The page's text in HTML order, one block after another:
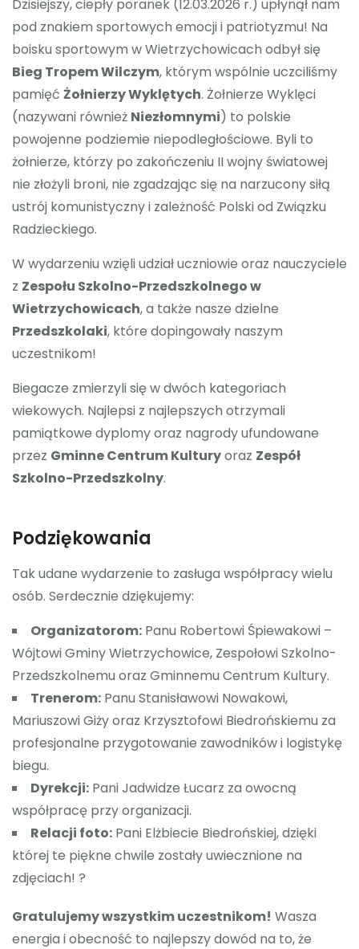
Dzisiejszy, ciepły poranek (12.03.2026 r.) upłynął nam
pod znakiem sportowych emocji i patriotyzmu! Na
boisku sportowym w Wietrzychowicach odbył się
Bieg Tropem Wilczym, którym wspólnie uczciliśmy
pamięć Żołnierzy Wyklętych. Żołnierze Wyklęci
(nazywani również Niezłomnymi) to polskie
powojenne podziemie niepodległościowe. Byli to
żołnierze, którzy po zakończeniu II wojny światowej
nie złożyli broni, nie zgadzając się na narzucony siłą
ustrój komunistyczny i zależność Polski od Związku
Radzieckiego.
W wydarzeniu wzięli udział uczniowie oraz nauczyciele
z Zespołu Szkolno-Przedszkolnego w
Wietrzychowicach, a także nasze dzielne
Przedszkolaki, które dopingowały naszym
uczestnikom!
Biegacze zmierzyli się w dwóch kategoriach
wiekowych. Najlepsi z najlepszych otrzymali
pamiątkowe dyplomy oraz nagrody ufundowane
przez Gminne Centrum Kulturyoraz Zespół
Szkolno-Przedszkolny.
Podziękowania
Tak udane wydarzenie to zasługa współpracy wielu
osób. Serdecznie dziękujemy:
Organizatorom: Panu Robertowi Śpiewakowi –
Wójtowi Gminy Wietrzychowice, Zespołowi Szkolno-
Przedszkolnemu oraz Gminnemu Centrum Kultury.
Trenerom: Panu Stanisławowi Nowakowi,
Mariuszowi Giży oraz Krzysztofowi Biedrońskiemu za
profesjonalne przygotowanie zawodników i logistykę
biegu.
Dyrekcji: Pani Jadwidze Łucarz za owocną
współpracę przy organizacji.
Relacji foto: Pani Elżbiecie Biedrońskiej, dzięki
której te piękne chwile zostały uwiecznione na
zdjęciach! ?
Gratulujemy wszystkim uczestnikom! Wasza
energia i obecność to najlepszy dowód na to, że